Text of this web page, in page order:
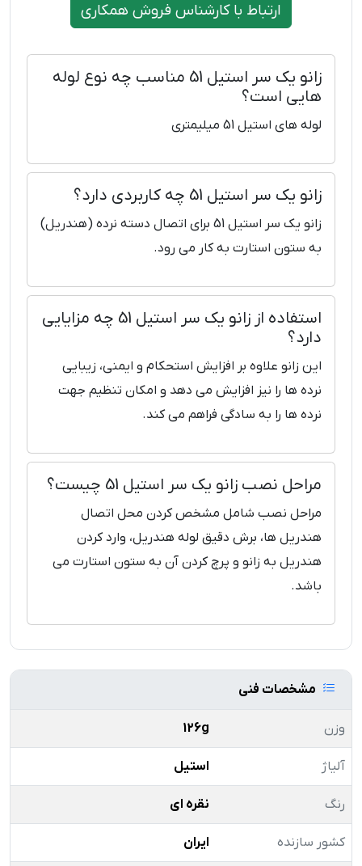
ارتباط با کارشناس فروش همکاری
زانو یک سر استیل 51 مناسب چه نوع لوله
هایی است؟
لوله های استیل 51 میلیمتری
زانو یک سر استیل 51 چه کاربردی دارد؟
زانو یک سر استیل 51 برای اتصال دسته نرده (هندریل)
به ستون استارت به کار می رود.
استفاده از زانو یک سر استیل 51 چه مزایایی
دارد؟
این زانو علاوه بر افزایش استحکام و ایمنی، زیبایی
نرده‌ ها را نیز افزایش می‌ دهد و امکان تنظیم جهت
نرده‌ ها را به سادگی فراهم می‌ کند.
مراحل نصب زانو یک سر استیل 51 چیست؟
مراحل نصب شامل مشخص کردن محل اتصال
هندریل ‌ها، برش دقیق لوله هندریل، وارد کردن
هندریل به زانو و پرچ کردن آن به ستون استارت می
‌باشد.
مشخصات فنی
وزن 126g
آلیاژ استیل
رنگ نقره ای
کشور سازنده ایران